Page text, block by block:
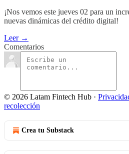
¡Nos vemos este jueves 02 para un
nuevas dinámicas del crédito digital!
Leer →
Comentarios
© 2026 Latam Fintech Hub ·
recolección
Crea tu Substack